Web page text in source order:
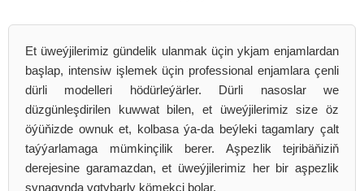
Et üweýjilerimiz gündelik ulanmak üçin ykjam enjamlardan
başlap, intensiw işlemek üçin professional enjamlara çenli
dürli modelleri hödürleýärler. Dürli nasoslar we
düzgünleşdirilen kuwwat bilen, et üweýjilerimiz size öz
öýüňizde ownuk et, kolbasa ýa-da beýleki tagamlary çalt
taýýarlamaga mümkinçilik berer. Aşpezlik tejribäňiziň
derejesine garamazdan, et üweýjilerimiz her bir aşpezlik
synagynda ygtybarly kömekçi bolar.